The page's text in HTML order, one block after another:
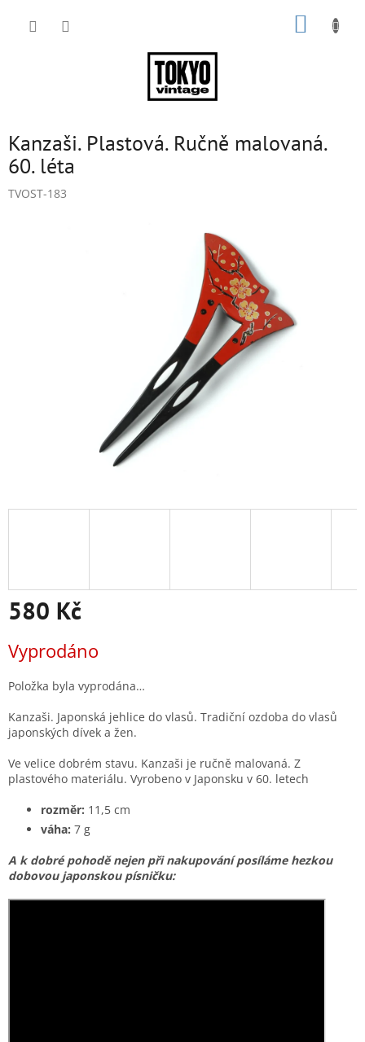
Kanzaši. Plastová. Ručně malovaná.
60. léta
TVOST-183
580 Kč
cena:
Vyprodáno
Položka byla vyprodána…
Kanzaši. Japonská jehlice do vlasů. Tradiční ozdoba do vlasů
japonských dívek a žen.
Ve velice dobrém stavu. Kanzaši je ručně malovaná. Z
plastového materiálu. Vyrobeno v Japonsku v 60. letech
rozměr: 11,5 cm
váha: 7 g
A k dobré pohodě nejen při nakupování posíláme hezkou
dobovou japonskou písničku: